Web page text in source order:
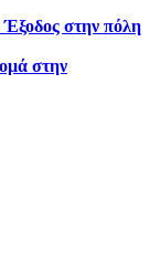
στην πόλη
στην